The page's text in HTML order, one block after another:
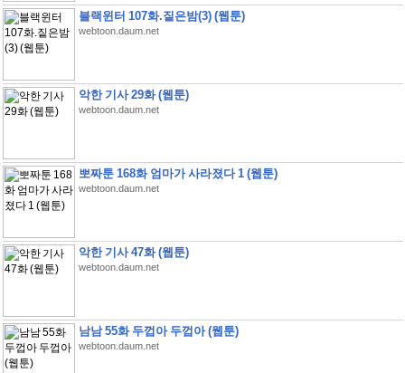
블랙윈터 107화.짙은밤(3) (웹툰)
webtoon.daum.net
악한 기사 29화 (웹툰)
webtoon.daum.net
뽀짜툰 168화 엄마가 사라졌다 1 (웹툰)
webtoon.daum.net
악한 기사 47화 (웹툰)
webtoon.daum.net
남남 55화 두껍아 두껍아 (웹툰)
webtoon.daum.net